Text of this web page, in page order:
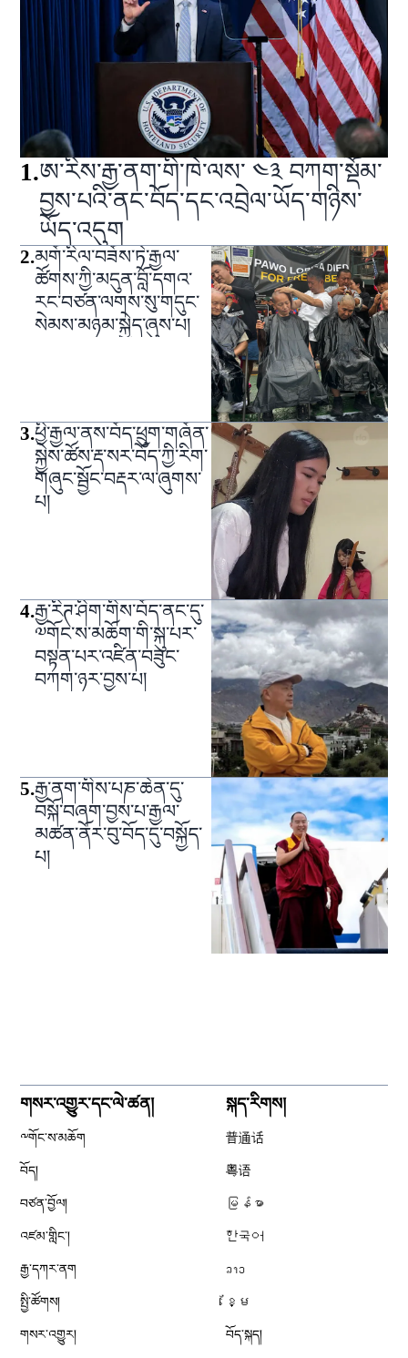
1.ཨ་རིས་རྒྱ་ནག་གི་ཁེ་ལས་ ༤༣ བཀག་སྡོམ་
བྱས་པའི་ནང་བོད་དང་འབྲེལ་ཡོད་གཉིས་
ཡོད་འདུག
2.མགོ་རིལ་བཟོས་ཏེ་རྒྱལ་
ཚོགས་ཀྱི་མདུན་བློ་དགའ་
རང་བཙན་ལགས་སུ་གདུང་
སེམས་མཉམ་སྐྱེད་ཞུས་པ།
3.ཕྱི་རྒྱལ་ནས་བོད་ཕྲུག་གཞོན་
སྐྱེས་ཚོས་རྡ་སར་བོད་ཀྱི་རིག་
གཞུང་སྦྱོང་བརྡར་ལ་ཞུགས་
པ།
4.རྒྱ་རིཊ་ཤིག་གིས་བོད་ནང་དུ་
༧གོང་ས་མཆོག་གི་སྐུ་པར་
བསྟན་པར་འཛིན་བཟུང་
བཀག་ཉར་བྱས་པ།
5.རྒྱ་ནག་གིས་པཎ་ཆེན་དུ་
བསྐོ་བཞག་བྱས་པ་རྒྱལ་
མཚན་ནོར་བུ་བོད་དུ་བསྐྱོད་
པ།
གསར་འགྱུར་དང་ལེ་ཚན།
༸གོང་ས་མཆོག
བོད།
བཙན་བྱོལ།
འཛམ་གླིང༌།
རྒྱ་དཀར་ནག
སྤྱི་ཚོགས།
གསར་འགྱུར།
སྐད་རིགས།
普通话
粤语
မြန်မာ
한국어
ລາວ
ខ្មែ
བོད་སྐད།